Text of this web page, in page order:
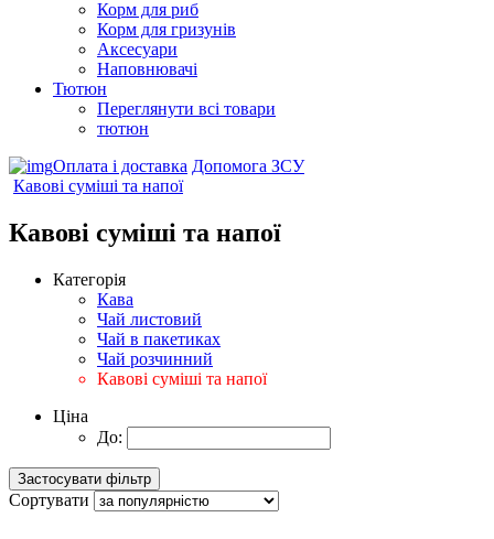
Корм для риб
Корм для гризунів
Аксесуари
Наповнювачі
Тютюн
Переглянути всі товари
тютюн
Оплата і доставка Допомога ЗСУ
Кавові суміші та напої
Кавові суміші та напої
Категорія
Кава
Чай листовий
Чай в пакетиках
Чай розчинний
Кавові суміші та напої
Ціна
До:
Сортувати